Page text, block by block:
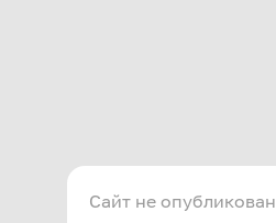
Сайт не опубликован